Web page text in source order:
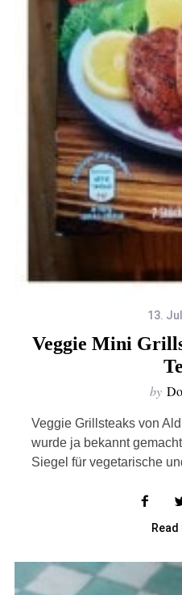
13.
Veggie Mini
by
Veggie Grillsteaks von
wurde ja bekannt
Siegel für vegetarische